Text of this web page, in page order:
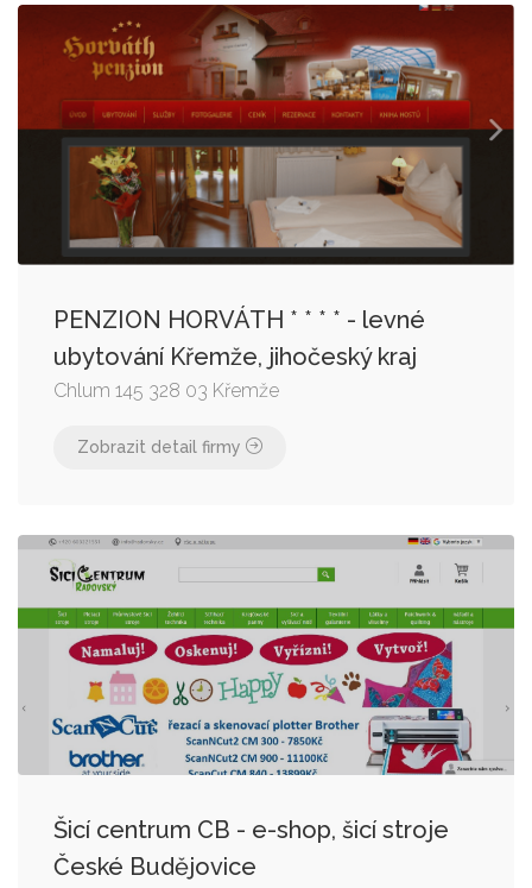
PENZION HORVÁTH * * * * - levné
ubytování Křemže, jihočeský kraj
Chlum 145 328 03 Křemže
Zobrazit detail firmy
Šicí centrum CB - e-shop, šicí stroje
České Budějovice